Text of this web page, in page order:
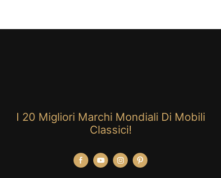
I 20 Migliori Marchi Mondiali Di Mobili
Classici!